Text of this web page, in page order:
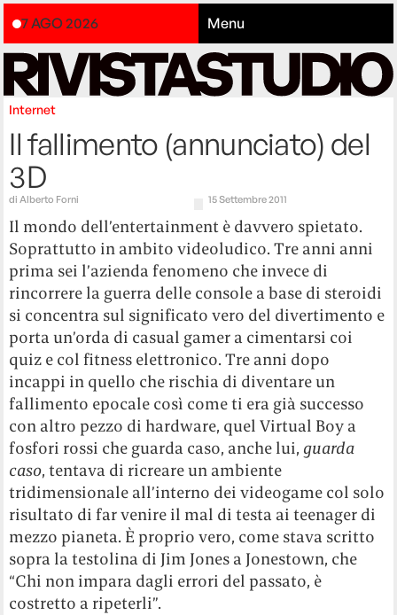
7 AGO 2026 Menu
Internet
Il fallimento (annunciato) del
3D
diAlberto Forni 15 Settembre 2011
Il mondo dell’entertainment è davvero spietato.
Soprattutto in ambito videoludico. Tre anni anni
prima sei l’azienda fenomeno che invece di
rincorrere la guerra delle console a base di steroidi
si concentra sul significato vero del divertimento e
porta un’orda di casual gamer a cimentarsi coi
quiz e col fitness elettronico. Tre anni dopo
incappi in quello che rischia di diventare un
fallimento epocale così come ti era già successo
con altro pezzo di hardware, quel Virtual Boy a
fosfori rossi che guarda caso, anche lui, guarda
caso, tentava di ricreare un ambiente
tridimensionale all’interno dei videogame col solo
risultato di far venire il mal di testa ai teenager di
mezzo pianeta. È proprio vero, come stava scritto
sopra la testolina di Jim Jones a Jonestown, che
“Chi non impara dagli errori del passato, è
costretto a ripeterli”.